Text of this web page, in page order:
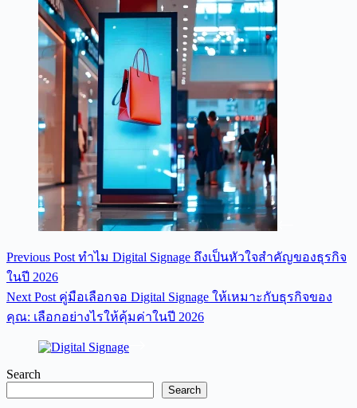
Previous Post ทำไม Digital Signage ถึงเป็นหัวใจสำคัญของธุรกิจ
ในปี 2026
Next Post คู่มือเลือกจอ Digital Signage ให้เหมาะกับธุรกิจของ
คุณ: เลือกอย่างไรให้คุ้มค่าในปี 2026
Search
Search